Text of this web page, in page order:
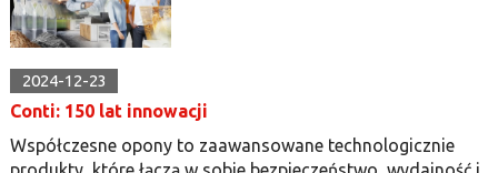
2024-12-23
Conti: 150 lat innowacji
Współczesne opony to zaawansowane technologicznie